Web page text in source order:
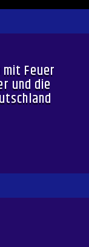
Feuer
und die